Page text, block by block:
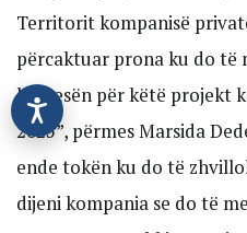
Territorit kompanisë
përcaktuar prona ku do të
kërkesën për këtë projekt
2025”, përmes Marsida
ende tokën ku do të
dijeni kompania se do të